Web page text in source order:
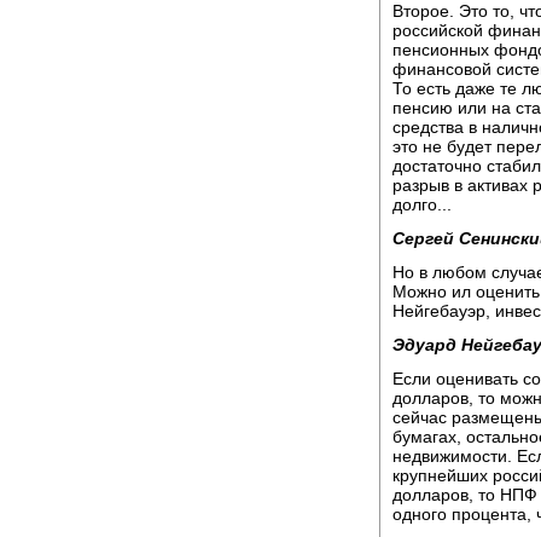
Второе. Это то,
российской
пенсионных
финансовой
То есть даже те
пенсию или на
средства в
это не будет
достаточно
разрыв в
долго...
Сергей
Но в любом
Можно ил
Нейгебауэр,
Эдуард
Если оценивать
долларов, то
сейчас
бумагах,
недвижимости.
крупнейших
долларов, то НПФ
одного процента,